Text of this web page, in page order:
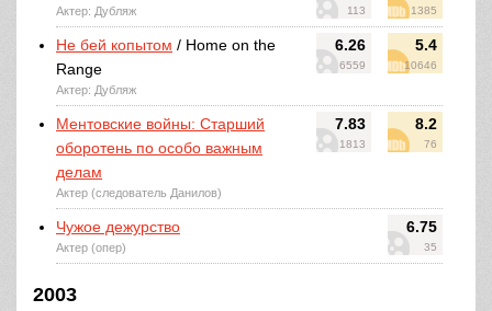
113 1385
Актер: Дубляж
6.26
6559
5.4
10646
Не бей копытом / Home on the
Range
Актер: Дубляж
7.83
1813
8.2
76
Ментовские войны: Старший
оборотень по особо важным
делам
Актер (следователь Данилов)
6.75
35
Чужое дежурство
Актер (опер)
2003